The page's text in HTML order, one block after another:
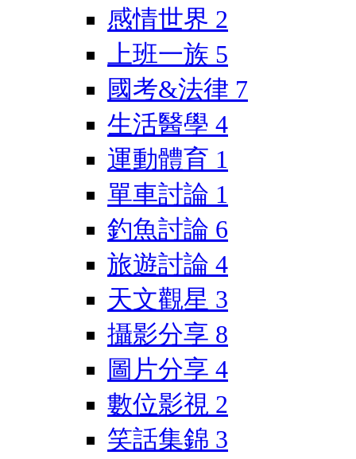
感情世界 2
上班一族 5
國考&法律 7
生活醫學 4
運動體育 1
單車討論 1
釣魚討論 6
旅遊討論 4
天文觀星 3
攝影分享 8
圖片分享 4
數位影視 2
笑話集錦 3